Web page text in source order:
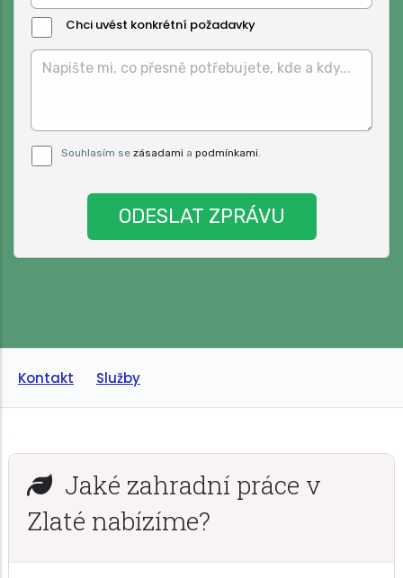
Chci uvést konkrétní požadavky
Zprávy:
Pro odeslání musite odsouhlasit naše
podmínky.
Souhlasím se zásadami a podmínkami.
Kontakt Služby
Jaké zahradní práce v
Zlaté nabízíme?